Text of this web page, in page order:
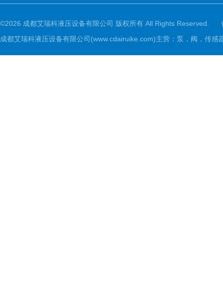
©2026 成都艾瑞科液压设备有限公司 版权所有 All Rights Reserved.
成都艾瑞科液压设备有限公司(www.cdairuike.com)主营：泵，阀，传